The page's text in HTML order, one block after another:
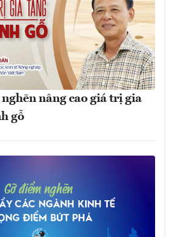
nâng cao giá trị gia
gỗ